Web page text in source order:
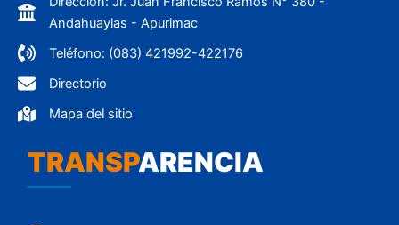
Andahuaylas - Apurimac
Teléfono: (083) 421992-422176
Directorio
Mapa del sitio
TRANSPARENCIA